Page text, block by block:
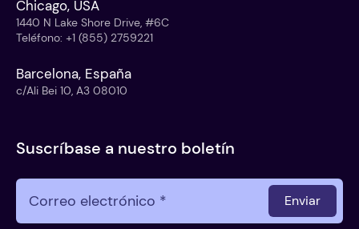
Chicago, USA
1440 N Lake Shore Drive, #6C
Teléfono: +1 (855) 2759221
Barcelona, España
c/Ali Bei 10, A3 08010
Suscríbase a nuestro boletín
Enviar